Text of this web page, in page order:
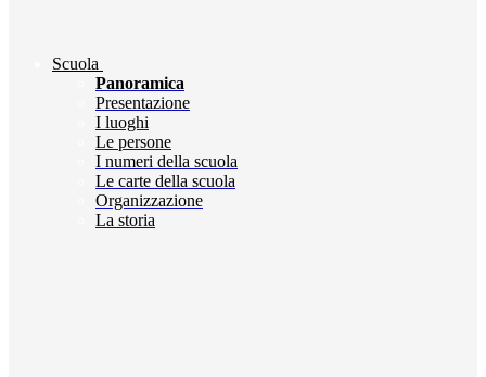
Scuola
Panoramica
Presentazione
I luoghi
Le persone
I numeri della scuola
Le carte della scuola
Organizzazione
La storia